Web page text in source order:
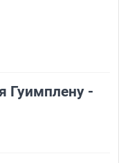
Гуимплену -